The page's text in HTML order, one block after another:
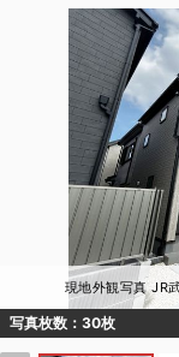
現地外観写真 JR
写真枚数：30枚